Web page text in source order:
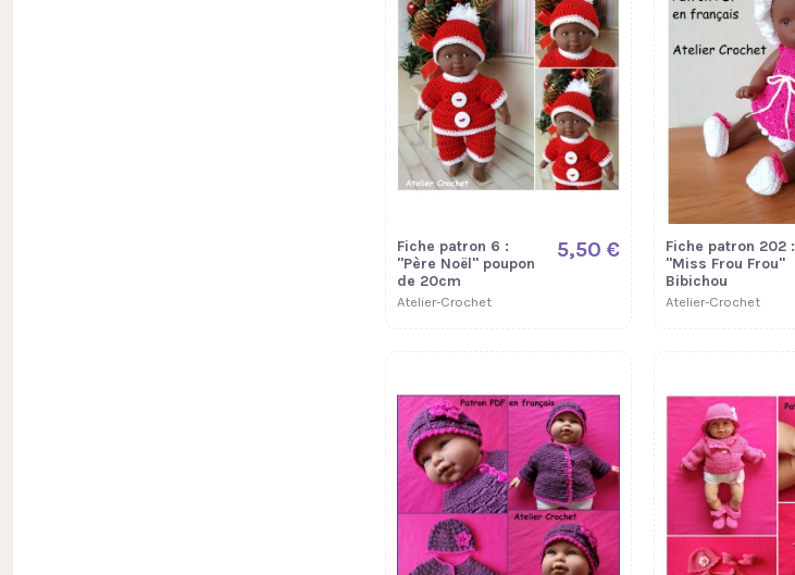
Fiche patron 6 :
"Père Noël" poupon
de 20cm
Atelier-Crochet
5,50 €
Fiche patron 202 :
"Miss Frou Frou"
Bibichou
Atelier-Crochet